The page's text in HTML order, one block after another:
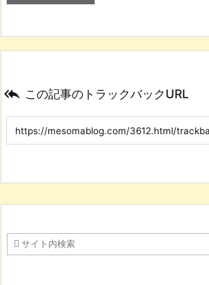
 この記事のトラックバックURL